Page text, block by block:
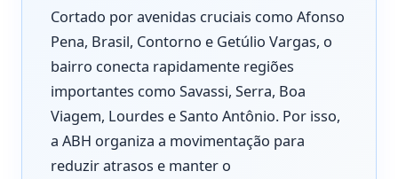
Cortado por avenidas cruciais como Afonso
Pena, Brasil, Contorno e Getúlio Vargas, o
bairro conecta rapidamente regiões
importantes como Savassi, Serra, Boa
Viagem, Lourdes e Santo Antônio. Por isso,
a ABH organiza a movimentação para
reduzir atrasos e manter o